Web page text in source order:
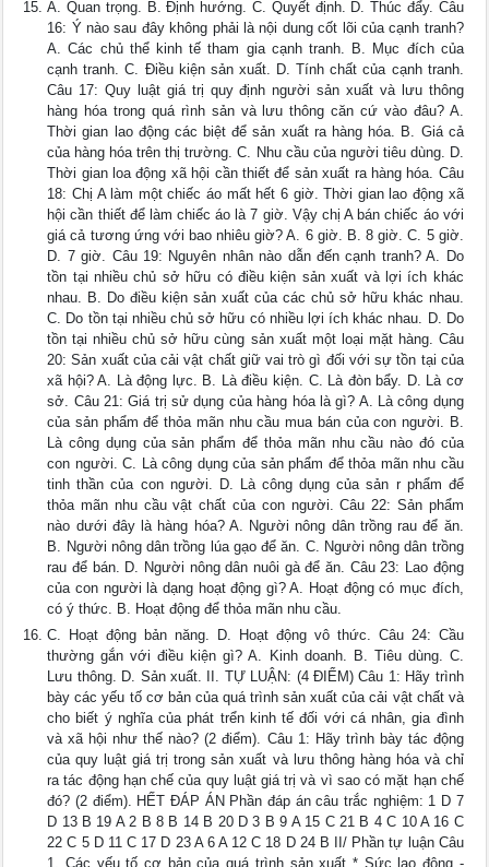
A. Quan trọng. B. Định hướng. C. Quyết định. D. Thúc đẩy. Câu
16: Ý nào sau đây không phải là nội dung cốt lõi của cạnh tranh?
A. Các chủ thể kinh tế tham gia cạnh tranh. B. Mục đích của
cạnh tranh. C. Điều kiện sản xuất. D. Tính chất của cạnh tranh.
Câu 17: Quy luật giá trị quy định người sản xuất và lưu thông
hàng hóa trong quá rình sản và lưu thông căn cứ vào đâu? A.
Thời gian lao động các biệt để sản xuất ra hàng hóa. B. Giá cả
của hàng hóa trên thị trường. C. Nhu cầu của người tiêu dùng. D.
Thời gian loa động xã hội cần thiết để sản xuất ra hàng hóa. Câu
18: Chị A làm một chiếc áo mất hết 6 giờ. Thời gian lao động xã
hội cần thiết để làm chiếc áo là 7 giờ. Vậy chị A bán chiếc áo với
giá cả tương ứng với bao nhiêu giờ? A. 6 giờ. B. 8 giờ. C. 5 giờ.
D. 7 giờ. Câu 19: Nguyên nhân nào dẫn đến cạnh tranh? A. Do
tồn tại nhiều chủ sở hữu có điều kiện sản xuất và lợi ích khác
nhau. B. Do điều kiện sản xuất của các chủ sở hữu khác nhau.
C. Do tồn tại nhiều chủ sở hữu có nhiều lợi ích khác nhau. D. Do
tồn tại nhiều chủ sở hữu cùng sản xuất một loại mặt hàng. Câu
20: Sản xuất của cải vật chất giữ vai trò gì đối với sự tồn tại của
xã hội? A. Là động lực. B. Là điều kiện. C. Là đòn bẩy. D. Là cơ
sở. Câu 21: Giá trị sử dụng của hàng hóa là gì? A. Là công dụng
của sản phẩm để thỏa mãn nhu cầu mua bán của con người. B.
Là công dụng của sản phẩm để thỏa mãn nhu cầu nào đó của
con người. C. Là công dụng của sản phẩm để thỏa mãn nhu cầu
tinh thần của con người. D. Là công dụng của sản r phẩm để
thỏa mãn nhu cầu vật chất của con người. Câu 22: Sản phẩm
nào dưới đây là hàng hóa? A. Người nông dân trồng rau để ăn.
B. Người nông dân trồng lúa gạo để ăn. C. Người nông dân trồng
rau để bán. D. Người nông dân nuôi gà để ăn. Câu 23: Lao động
của con người là dạng hoạt động gì? A. Hoạt động có mục đích,
có ý thức. B. Hoạt động để thỏa mãn nhu cầu.
C. Hoạt động bản năng. D. Hoạt động vô thức. Câu 24: Cầu
thường gắn với điều kiện gì? A. Kinh doanh. B. Tiêu dùng. C.
Lưu thông. D. Sản xuất. II. TỰ LUẬN: (4 ĐIỂM) Câu 1: Hãy trình
bày các yếu tố cơ bản của quá trình sản xuất của cải vật chất và
cho biết ý nghĩa của phát trển kinh tế đối với cá nhân, gia đình
và xã hội như thế nào? (2 điểm). Câu 1: Hãy trình bày tác động
của quy luật giá trị trong sản xuất và lưu thông hàng hóa và chỉ
ra tác động hạn chế của quy luật giá trị và vì sao có mặt hạn chế
đó? (2 điểm). HẾT ĐÁP ÁN Phần đáp án câu trắc nghiệm: 1 D 7
D 13 B 19 A 2 B 8 B 14 B 20 D 3 B 9 A 15 C 21 B 4 C 10 A 16 C
22 C 5 D 11 C 17 D 23 A 6 A 12 C 18 D 24 B II/ Phần tự luận Câu
1. Các yếu tố cơ bản của quá trình sản xuất * Sức lao động -